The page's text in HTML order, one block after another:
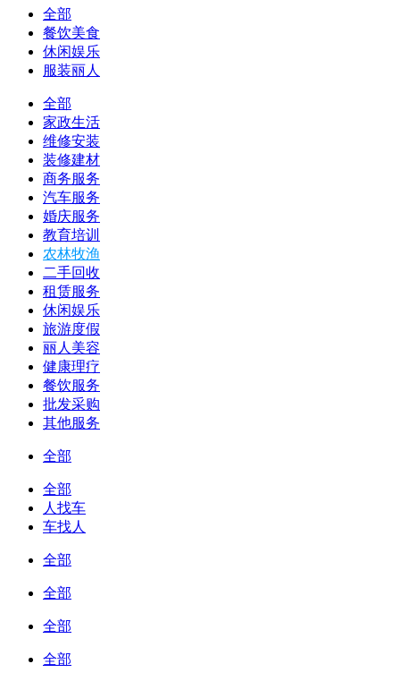
全部
餐饮美食
休闲娱乐
服装丽人
全部
家政生活
维修安装
装修建材
商务服务
汽车服务
婚庆服务
教育培训
农林牧渔
二手回收
租赁服务
休闲娱乐
旅游度假
丽人美容
健康理疗
餐饮服务
批发采购
其他服务
全部
全部
人找车
车找人
全部
全部
全部
全部